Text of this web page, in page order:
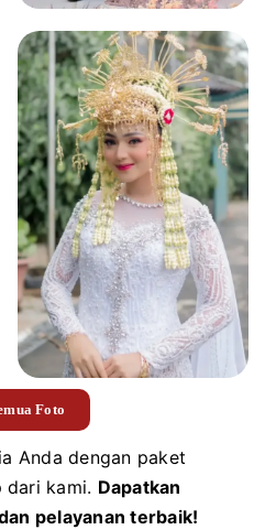
Foto
Anda dengan paket
dari kami. Dapatkan
pelayanan terbaik!